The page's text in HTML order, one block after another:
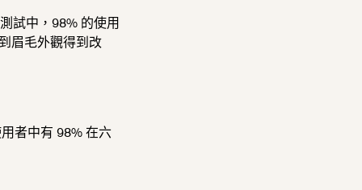
試中，98% 的使用
眉毛外觀得到改
者中有 98% 在六